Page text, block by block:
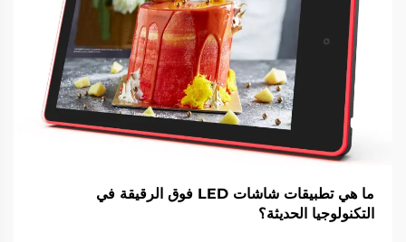
ما هي تطبيقات شاشات LED فوق الرقيقة في
التكنولوجيا الحديثة؟